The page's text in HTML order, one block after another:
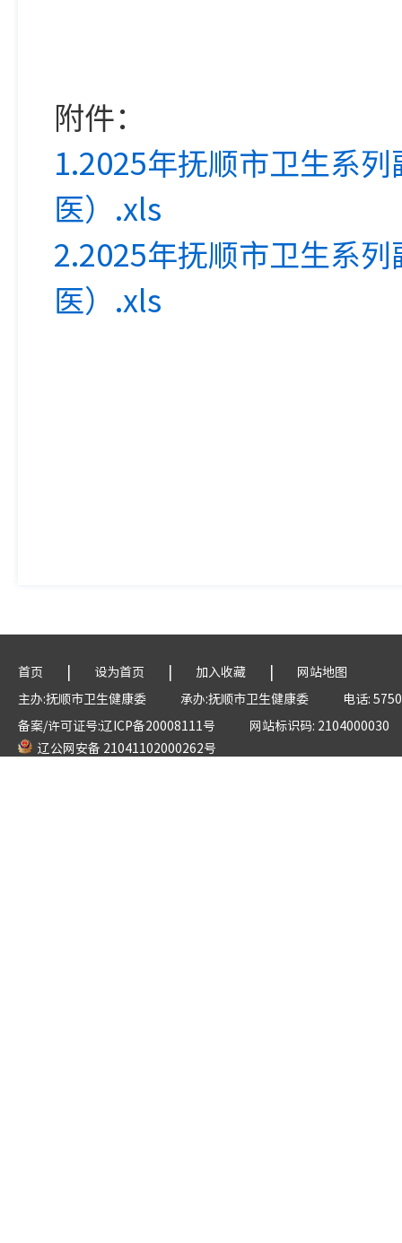
附件：
1.2025年抚顺市卫生系
医）.xls
2.2025年抚顺市卫生系
医）.xls
首页 | 设为首页 | 加入收藏 |
网站地图
主办:抚顺市卫生健康委
承办:抚顺市卫生健康委
电话:
备案/许可证号:辽ICP备20008111号
网站标识码: 2104000030
辽公网安备 21041102000262号